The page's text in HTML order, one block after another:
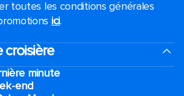
toutes les conditions générales
ici.
croisière
minute
end